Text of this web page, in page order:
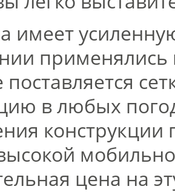
имеет
поставляется
в любых
конструкции
цена на